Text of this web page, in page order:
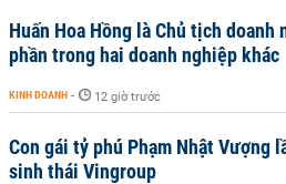
Huấn Hoa Hồng là Chủ tịch
phần trong hai doanh nghiệp khác
KINH DOANH - 12 giờ trước
Con gái tỷ phú Phạm Nhật Vượng
sinh thái Vingroup